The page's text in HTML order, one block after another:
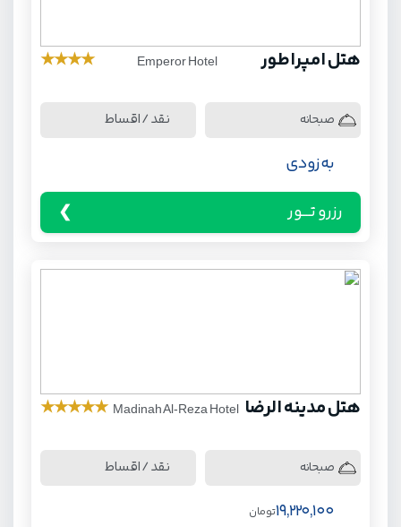
هتل امپراطور Emperor Hotel
★
★
★
★
صبحانه نقد / اقساط
به زودی
رزرو تـــور
هتل مدینه الرضا Madinah Al-Reza Hotel
★
★
★
★
★
صبحانه نقد / اقساط
19,220,100تومان